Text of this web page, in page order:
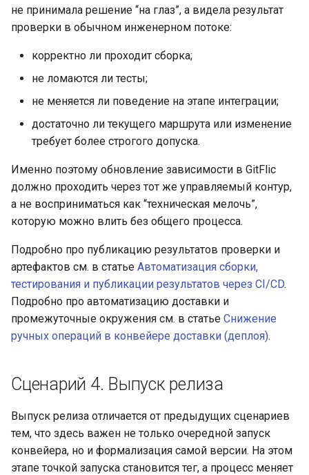
не принимала решение “на глаз”, а видела результат
проверки в обычном инженерном потоке:
корректно ли проходит сборка;
не ломаются ли тесты;
не меняется ли поведение на этапе интеграции;
достаточно ли текущего маршрута или изменение
требует более строгого допуска.
Именно поэтому обновление зависимости в GitFlic
должно проходить через тот же управляемый контур,
а не восприниматься как “техническая мелочь”,
которую можно влить без общего процесса.
Подробно про публикацию результатов проверки и
артефактов см. в статье Автоматизация сборки,
тестирования и публикации результатов через CI/CD.
Подробно про автоматизацию доставки и
промежуточные окружения см. в статье Снижение
ручных операций в конвейере доставки (деплоя).
Сценарий 4. Выпуск релиза
Выпуск релиза отличается от предыдущих сценариев
тем, что здесь важен не только очередной запуск
конвейера, но и формализация самой версии. На этом
этапе точкой запуска становится тег, а процесс меняет